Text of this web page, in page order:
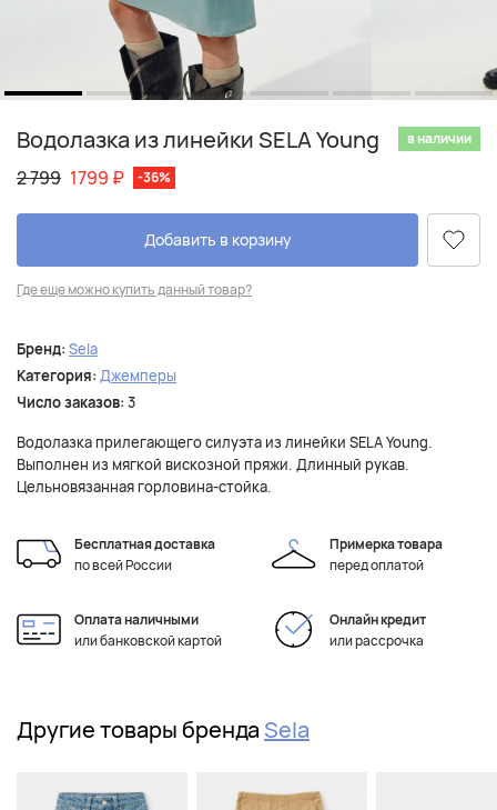
Водолазка из линейки SELA Young в наличии
2 799 1799 ₽ -36%
Добавить в корзину
Где еще можно купить данный товар?
Бренд: Sela
Категория: Джемперы
Число заказов: 3
Водолазка прилегающего силуэта из линейки SELA Young.
Выполнен из мягкой вискозной пряжи. Длинный рукав.
Цельновязанная горловина-стойка.
Бесплатная доставка
по всей России
Примерка товара
перед оплатой
Оплата наличными
или банковской картой
Онлайн кредит
или рассрочка
Другие товары бренда Sela